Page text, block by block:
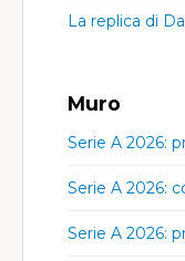
La replica di
Muro
Serie A 2026:
Serie A 2026:
Serie A 2026: